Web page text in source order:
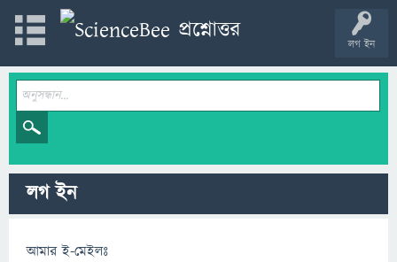
লগ ইন
লগ ইন
আমার ই-মেইলঃ